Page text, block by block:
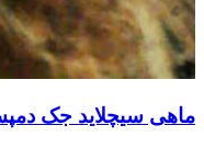
ماهی سیچلاید جک